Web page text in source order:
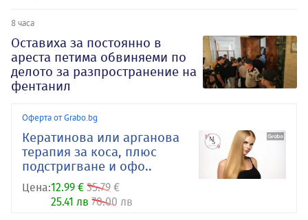
8 часа
Оставиха за постоянно в
ареста петима обвиняеми по
делото за разпространение на
фентанил
Оферта от Grabo.bg
Кератинова или арганова
терапия за коса, плюс
подстригване и офо..
Цена:12.99 € 35.79 €
25.41 лв 70.00 лв